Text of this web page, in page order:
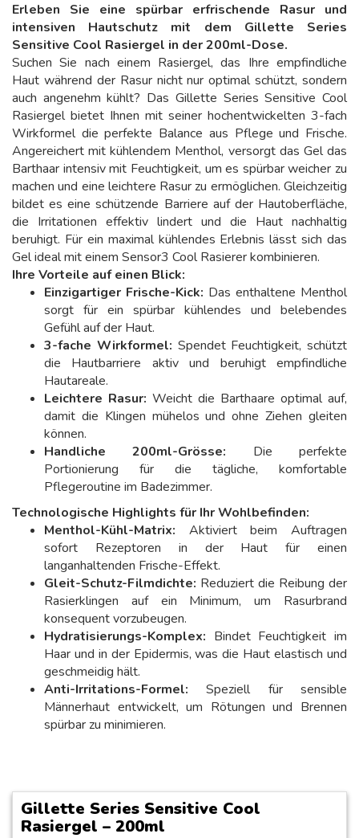
Erleben Sie eine spürbar erfrischende Rasur und
intensiven Hautschutz mit dem Gillette Series
Sensitive Cool Rasiergel in der 200ml-Dose.
Suchen Sie nach einem Rasiergel, das Ihre empfindliche
Haut während der Rasur nicht nur optimal schützt, sondern
auch angenehm kühlt? Das Gillette Series Sensitive Cool
Rasiergel bietet Ihnen mit seiner hochentwickelten 3-fach
Wirkformel die perfekte Balance aus Pflege und Frische.
Angereichert mit kühlendem Menthol, versorgt das Gel das
Barthaar intensiv mit Feuchtigkeit, um es spürbar weicher zu
machen und eine leichtere Rasur zu ermöglichen. Gleichzeitig
bildet es eine schützende Barriere auf der Hautoberfläche,
die Irritationen effektiv lindert und die Haut nachhaltig
beruhigt. Für ein maximal kühlendes Erlebnis lässt sich das
Gel ideal mit einem Sensor3 Cool Rasierer kombinieren.
Ihre Vorteile auf einen Blick:
Einzigartiger Frische-Kick: Das enthaltene Menthol
sorgt für ein spürbar kühlendes und belebendes
Gefühl auf der Haut.
3-fache Wirkformel: Spendet Feuchtigkeit, schützt
die Hautbarriere aktiv und beruhigt empfindliche
Hautareale.
Leichtere Rasur: Weicht die Barthaare optimal auf,
damit die Klingen mühelos und ohne Ziehen gleiten
können.
Handliche 200ml-Grösse: Die perfekte
Portionierung für die tägliche, komfortable
Pflegeroutine im Badezimmer.
Technologische Highlights für Ihr Wohlbefinden:
Menthol-Kühl-Matrix: Aktiviert beim Auftragen
sofort Rezeptoren in der Haut für einen
langanhaltenden Frische-Effekt.
Gleit-Schutz-Filmdichte: Reduziert die Reibung der
Rasierklingen auf ein Minimum, um Rasurbrand
konsequent vorzubeugen.
Hydratisierungs-Komplex: Bindet Feuchtigkeit im
Haar und in der Epidermis, was die Haut elastisch und
geschmeidig hält.
Anti-Irritations-Formel: Speziell für sensible
Männerhaut entwickelt, um Rötungen und Brennen
spürbar zu minimieren.
Gillette Series Sensitive Cool
Rasiergel – 200ml